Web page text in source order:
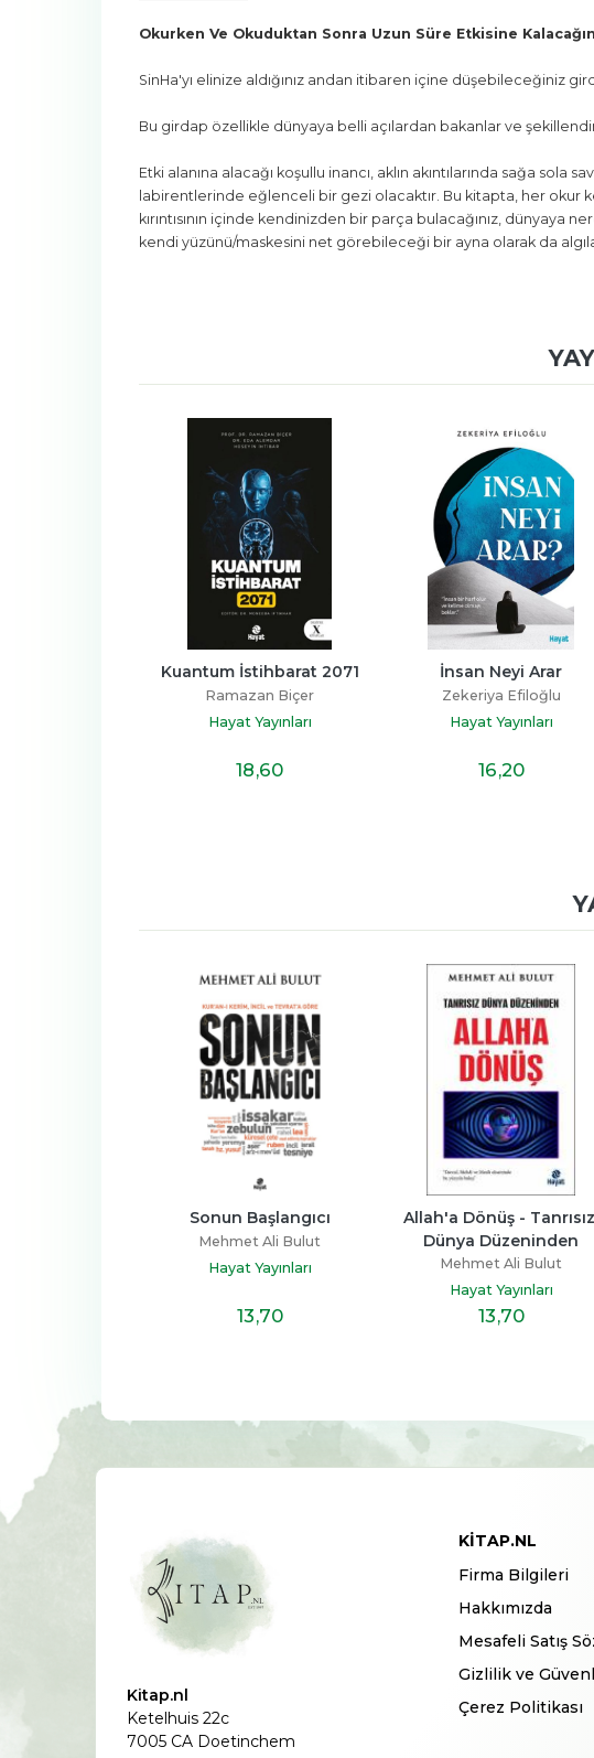
Okurken Ve Okuduktan Sonra Uzun Süre Etkisine
SinHa'yı elinize aldığınız andan itibaren içine düşebileceğiniz
Bu girdap özellikle dünyaya belli açılardan bakanlar ve
Etki alanına alacağı koşullu inancı, aklın akıntılarında sağa
labirentlerinde eğlenceli bir gezi olacaktır. Bu kitapta, her okur
kırıntısının içinde kendinizden bir parça bulacağınız, dünyaya
kendi yüzünü/maskesini net görebileceği bir ayna olarak da
Kuantum İstihbarat 2071
Ramazan Biçer
Hayat Yayınları
18,60
İnsan Neyi Arar
Zekeriya Efiloğlu
Hayat Yayınları
16,20
Sonun Başlangıcı
Mehmet Ali Bulut
Hayat Yayınları
13,70
Allah'a Dönüş - Tanrısız
Dünya Düzeninden
Mehmet Ali Bulut
Hayat Yayınları
13,70
Kitap.nl
Ketelhuis 22c
7005 CA Doetinchem
KITAP.NL
Firma Bilgileri
Hakkımızda
Mesafeli Satış
Gizlilik ve
Çerez Politikası